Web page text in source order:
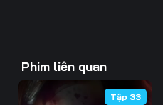
47
Phim liên quan
Tập 33